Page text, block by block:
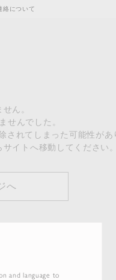
and language to
絡について
ん。
せんでした。
されてしまった可能性があ
イトへ移動してください。
へ